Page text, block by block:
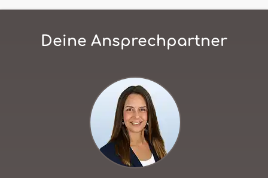
Deine Ansprechpartner